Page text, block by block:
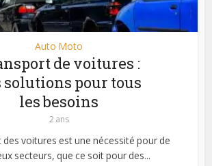
Auto Moto
de voitures :
solutions pour tous
les besoins
2 ans
voitures est une nécessité pour de
secteurs, que ce soit pour des...